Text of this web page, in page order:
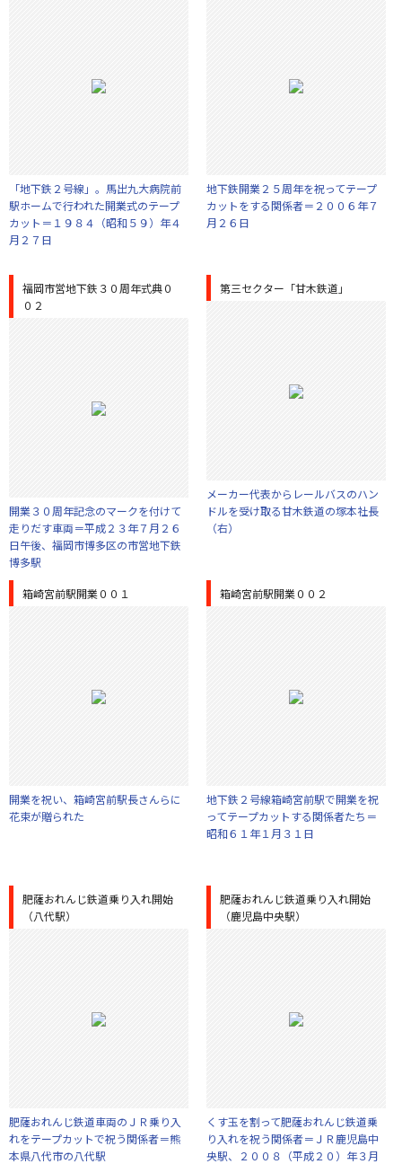
「地下鉄２号線」。馬出九大病院前
駅ホームで行われた開業式のテープ
カット＝１９８４（昭和５９）年４
月２７日
地下鉄開業２５周年を祝ってテープ
カットをする関係者＝２００６年７
月２６日
福岡市営地下鉄３０周年式典０
０２
開業３０周年記念のマークを付けて
走りだす車両＝平成２３年７月２６
日午後、福岡市博多区の市営地下鉄
博多駅
第三セクター「甘木鉄道」
メーカー代表からレールバスのハン
ドルを受け取る甘木鉄道の塚本社長
（右）
箱崎宮前駅開業００１
開業を祝い、箱崎宮前駅長さんらに
花束が贈られた
箱崎宮前駅開業００２
地下鉄２号線箱崎宮前駅で開業を祝
ってテープカットする関係者たち＝
昭和６１年１月３１日
肥薩おれんじ鉄道乗り入れ開始
（八代駅）
肥薩おれんじ鉄道車両のＪＲ乗り入
れをテープカットで祝う関係者＝熊
本県八代市の八代駅
肥薩おれんじ鉄道乗り入れ開始
（鹿児島中央駅）
くす玉を割って肥薩おれんじ鉄道乗
り入れを祝う関係者＝ＪＲ鹿児島中
央駅、２００８（平成２０）年３月